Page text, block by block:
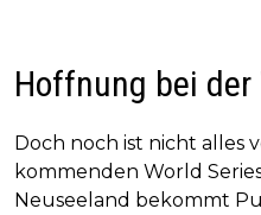
Hoffnung bei der
Doch noch ist nicht alles
kommenden World
Neuseeland bekommt